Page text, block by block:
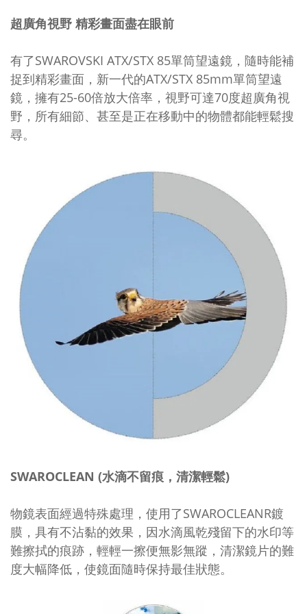
超廣角視野 精彩畫面盡在眼前
有了SWAROVSKI ATX/STX 85單筒望遠鏡，隨時能補
捉到精彩畫面，新一代的ATX/STX 85mm單筒望遠
鏡，擁有25-60倍放大倍率，視野可達70度超廣角視
野，所有細節、甚至是正在移動中的物體都能輕鬆搜
尋。
SWAROCLEAN (水滴不留痕，清潔輕鬆)
物鏡表面經過特殊處理，使用了SWAROCLEANR鍍
膜，具有不沾黏的效果，因水滴風乾殘留下的水印等
難擦拭的痕跡，輕輕一擦便無影無蹤，清潔鏡片的難
度大幅降低，使鏡面隨時保持最佳狀態。